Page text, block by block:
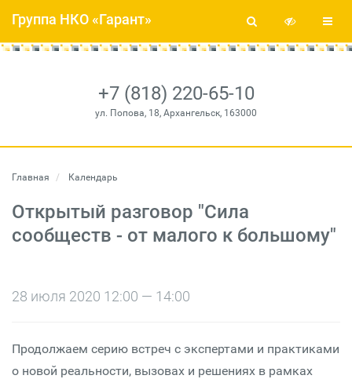
+7 (818) 220-65-10
ул. Попова, 18, Архангельск, 163000
Группа НКО «Гарант»
Главная Календарь
Открытый разговор "Сила
сообществ - от малого к большому"
28 июля 2020 12:00 — 14:00
Продолжаем серию встреч с экспертами и практиками
о новой реальности, вызовах и решениях в рамках